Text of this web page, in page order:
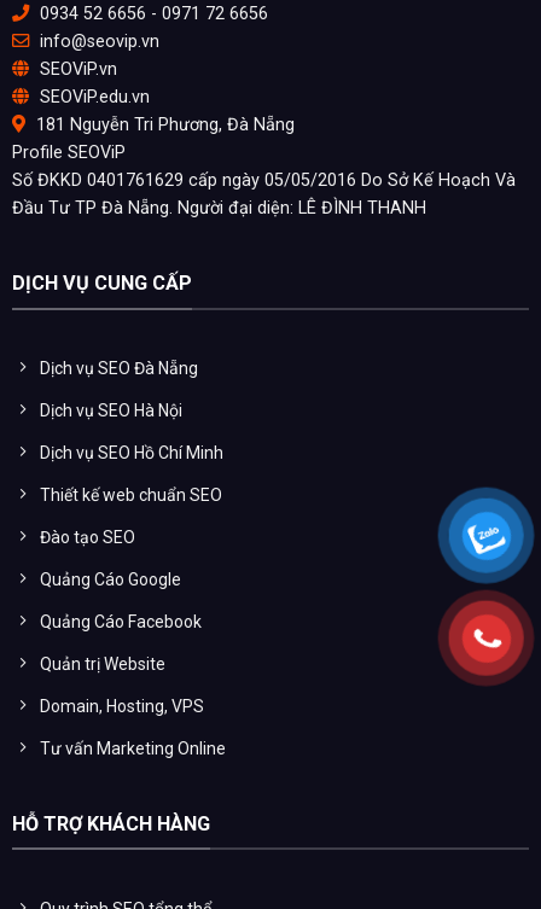
0934 52 6656 - 0971 72 6656
info@seovip.vn
SEOViP.vn
SEOViP.edu.vn
181 Nguyễn Tri Phương, Đà Nẵng
Profile SEOViP
Số ĐKKD 0401761629 cấp ngày 05/05/2016 Do Sở Kế Hoạch Và
Đầu Tư TP Đà Nẵng. Người đại diện: LÊ ĐÌNH THANH
DỊCH VỤ CUNG CẤP
Dịch vụ SEO Đà Nẵng
Dịch vụ SEO Hà Nội
Dịch vụ SEO Hồ Chí Minh
Thiết kế web chuẩn SEO
Đào tạo SEO
Quảng Cáo Google
Quảng Cáo Facebook
Quản trị Website
Domain, Hosting, VPS
Tư vấn Marketing Online
HỖ TRỢ KHÁCH HÀNG